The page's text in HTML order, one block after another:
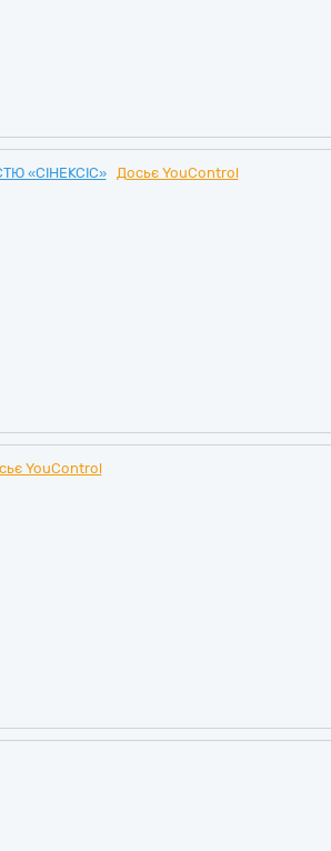
«СІНЕКСІС»
Досьє YouControl
YouControl